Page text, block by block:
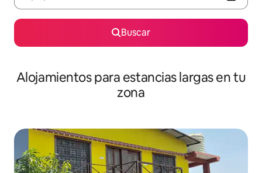
Buscar
Alojamientos para estancias largas en tu
zona